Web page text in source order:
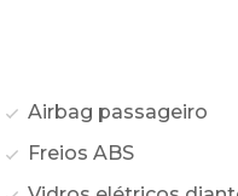
Airbag passageiro
Freios ABS